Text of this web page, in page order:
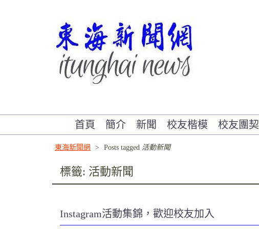
首頁 簡介 新聞 校友楷模 校友團契
東海新聞網 > Posts tagged 活動新聞
標籤: 活動新聞
Instagram活動集錦，歡迎校友加入